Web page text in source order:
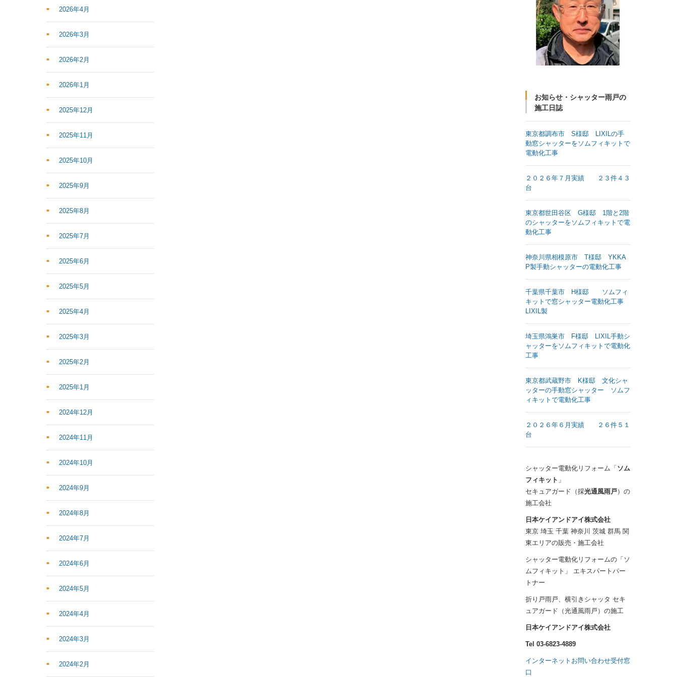
2026年4月
2026年3月
2026年2月
2026年1月
2025年12月
2025年11月
2025年10月
2025年9月
2025年8月
2025年7月
2025年6月
2025年5月
2025年4月
2025年3月
2025年2月
2025年1月
2024年12月
2024年11月
2024年10月
2024年9月
2024年8月
2024年7月
2024年6月
2024年5月
2024年4月
2024年3月
2024年2月
お知らせ・シャッター雨戸の
施工日誌
東京都調布市 S様邸 LIXILの手
動窓シャッターをソムフィキットで
電動化工事
２０２６年７月実績 ２３件４３
台
東京都世田谷区 G様邸 1階と2階
のシャッターをソムフィキットで電
動化工事
神奈川県相模原市 T様邸 YKKA
P製手動シャッターの電動化工事
千葉県千葉市 H様邸 ソムフィ
キットで窓シャッター電動化工事
LIXIL製
埼玉県鴻巣市 F様邸 LIXIL手動シ
ャッターをソムフィキットで電動化
工事
東京都武蔵野市 K様邸 文化シャ
ッターの手動窓シャッター ソムフ
ィキットで電動化工事
２０２６年６月実績 ２６件５１
台
シャッター電動化リフォーム「 ソム
フィキット 」
セキュアガード（採光通風雨戸）の
施工会社
日本ケイアンドアイ株式会社
東京 埼玉 千葉 神奈川 茨城 群馬 関
東エリアの販売・施工会社
シャッター電動化リフォームの「ソ
ムフィキット」 エキスパートパー
トナー
折り戸雨戸、横引きシャッタ セキ
ュアガード（光通風雨戸）の施工
日本ケイアンドアイ株式会社
Tel 03-6823-4889
インターネットお問い合わせ受付窓
口